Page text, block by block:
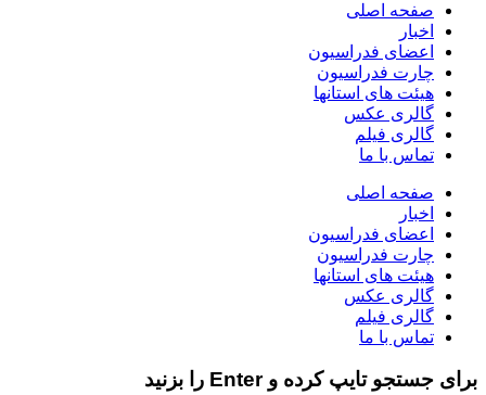
صفحه اصلی
اخبار
اعضای فدراسیون
چارت فدراسیون
هیئت های استانها
گالری عکس
گالری فیلم
تماس با ما
صفحه اصلی
اخبار
اعضای فدراسیون
چارت فدراسیون
هیئت های استانها
گالری عکس
گالری فیلم
تماس با ما
برای جستجو تایپ کرده و Enter را بزنید